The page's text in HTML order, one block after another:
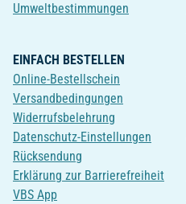
Umweltbestimmungen
EINFACH BESTELLEN
Online-Bestellschein
Versandbedingungen
Widerrufsbelehrung
Datenschutz-Einstellungen
Rücksendung
Erklärung zur Barrierefreiheit
VBS App